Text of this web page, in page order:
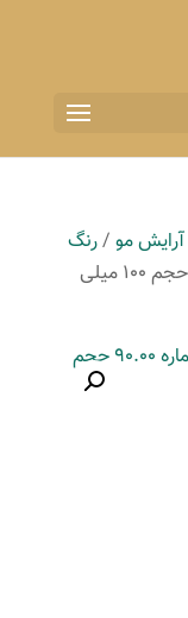
آرایش مو/رنگ
/ رنگ مو پادینا شماره C10-11-1 حجم 100 میلی